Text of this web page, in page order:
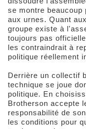
se montre
aux urnes. Quant
groupe existe à
toujours pas
les contraindrait à
politique réellement
Derrière un collectif
technique se joue
politique. En
Brotherson accepte
responsabilité de
les conditions pour